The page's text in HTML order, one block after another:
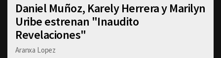
Daniel Muñoz, Karely Herrera y Marilyn
Uribe estrenan "Inaudito
Revelaciones"
Aranxa Lopez